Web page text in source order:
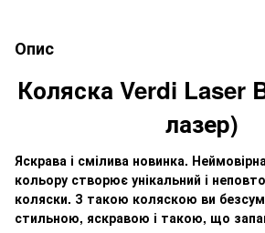
Опис
Коляска Verdi Laser
лазер)
Яскрава і смілива новинка.
кольору створює унікальний і
коляски. З такою коляскою ви
стильною, яскравою і такою, що